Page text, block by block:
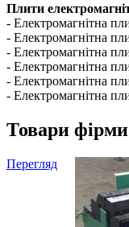
Плити
- Електромагнітна
- Електромагнітна
- Електромагнітна
- Електромагнітна
- Електромагнітна
- Електромагнітна
Товари фірми
Перегляд